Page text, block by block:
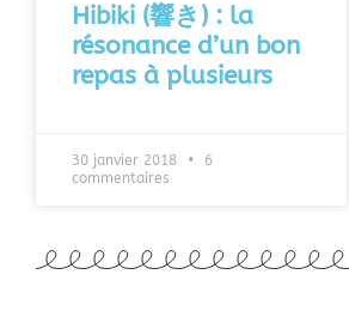
Hibiki (響き) : la
résonance d’un bon
repas à plusieurs
30 janvier 2018
6
commentaires